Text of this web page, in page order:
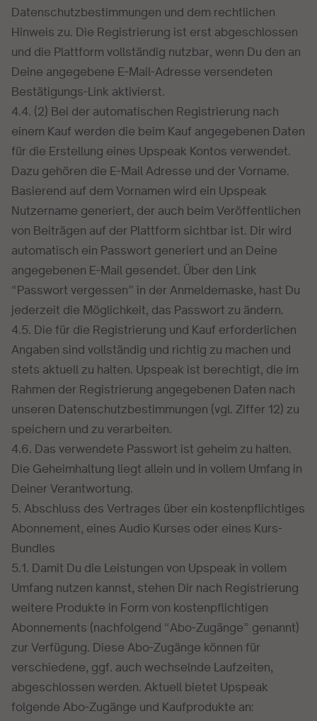
Datenschutzbestimmungen und dem rechtlichen
Hinweis zu. Die Registrierung ist erst abgeschlossen
und die Plattform vollständig nutzbar, wenn Du den an
Deine angegebene E-Mail-Adresse versendeten
Bestätigungs-Link aktivierst.
4.4. (2) Bei der automatischen Registrierung nach
einem Kauf werden die beim Kauf angegebenen Daten
für die Erstellung eines Upspeak Kontos verwendet.
Dazu gehören die E-Mail Adresse und der Vorname.
Basierend auf dem Vornamen wird ein Upspeak
Nutzername generiert, der auch beim Veröffentlichen
von Beiträgen auf der Plattform sichtbar ist. Dir wird
automatisch ein Passwort generiert und an Deine
angegebenen E-Mail gesendet. Über den Link
“Passwort vergessen” in der Anmeldemaske, hast Du
jederzeit die Möglichkeit, das Passwort zu ändern.
4.5. Die für die Registrierung und Kauf erforderlichen
Angaben sind vollständig und richtig zu machen und
stets aktuell zu halten. Upspeak ist berechtigt, die im
Rahmen der Registrierung angegebenen Daten nach
unseren Datenschutzbestimmungen (vgl. Ziffer 12) zu
speichern und zu verarbeiten.
4.6. Das verwendete Passwort ist geheim zu halten.
Die Geheimhaltung liegt allein und in vollem Umfang in
Deiner Verantwortung.
5. Abschluss des Vertrages über ein kostenpflichtiges
Abonnement, eines Audio Kurses oder eines Kurs-
Bundles
5.1. Damit Du die Leistungen von Upspeak in vollem
Umfang nutzen kannst, stehen Dir nach Registrierung
weitere Produkte in Form von kostenpflichtigen
Abonnements (nachfolgend “Abo-Zugänge” genannt)
zur Verfügung. Diese Abo-Zugänge können für
verschiedene, ggf. auch wechselnde Laufzeiten,
abgeschlossen werden. Aktuell bietet Upspeak
folgende Abo-Zugänge und Kaufprodukte an: